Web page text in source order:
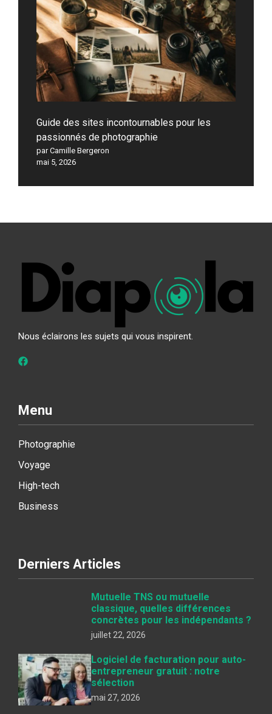
Guide des sites incontournables pour les
passionnés de photographie
par Camille Bergeron
mai 5, 2026
Nous éclairons les sujets qui vous inspirent.
Menu
Photographie
Voyage
High-tech
Business
Derniers Articles
Mutuelle TNS ou mutuelle
classique, quelles différences
concrètes pour les indépendants ?
juillet 22, 2026
Logiciel de facturation pour auto-
entrepreneur gratuit : notre
sélection
mai 27, 2026